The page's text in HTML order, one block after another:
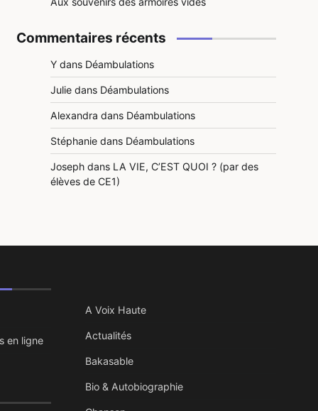
Commentaires récents
Y dans Déambulations
Julie dans Déambulations
Alexandra dans Déambulations
Stéphanie dans Déambulations
Joseph dans LA VIE, C’EST QUOI ? (par des
élèves de CE1)
en ligne
A Voix Haute
Actualités
Bakasable
Bio & Autobiographie